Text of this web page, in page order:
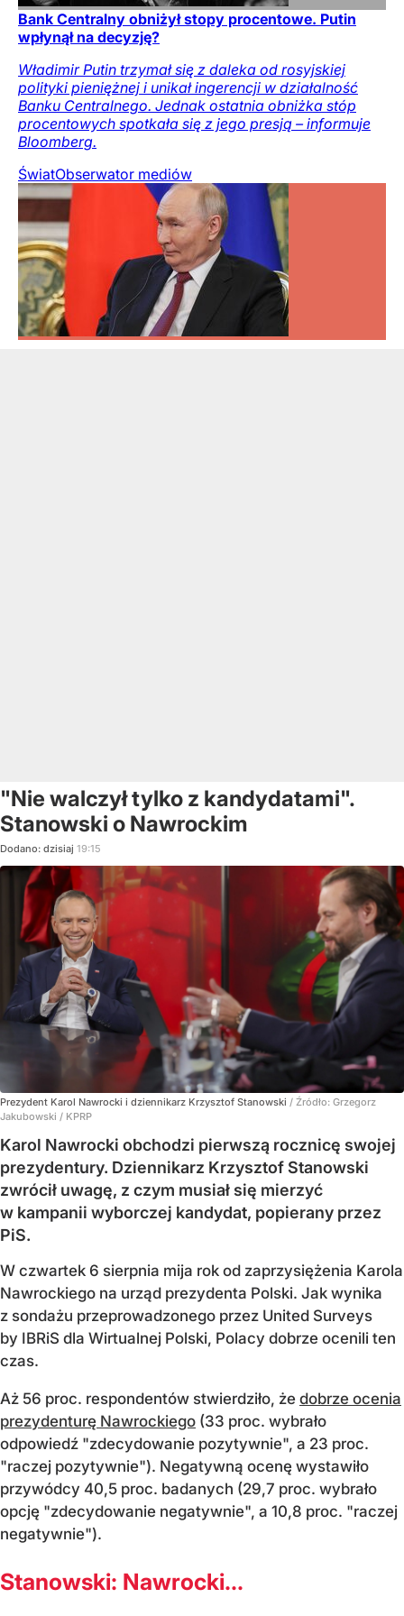
Bank Centralny obniżył stopy procentowe. Putin
wpłynął na decyzję?
Władimir Putin trzymał się z daleka od rosyjskiej
polityki pieniężnej i unikał ingerencji w działalność
Banku Centralnego. Jednak ostatnia obniżka stóp
procentowych spotkała się z jego presją – informuje
Bloomberg.
ŚwiatObserwator mediów
"Nie walczył tylko z kandydatami".
Stanowski o Nawrockim
Dodano: dzisiaj 19:15
Prezydent Karol Nawrocki i dziennikarz Krzysztof Stanowski / Źródło: Grzegorz
Jakubowski / KPRP
Karol Nawrocki obchodzi pierwszą rocznicę swojej
prezydentury. Dziennikarz Krzysztof Stanowski
zwrócił uwagę, z czym musiał się mierzyć
w kampanii wyborczej kandydat, popierany przez
PiS.
W czwartek 6 sierpnia mija rok od zaprzysiężenia Karola
Nawrockiego na urząd prezydenta Polski. Jak wynika
z sondażu przeprowadzonego przez United Surveys
by IBRiS dla Wirtualnej Polski, Polacy dobrze ocenili ten
czas.
Aż 56 proc. respondentów stwierdziło, że dobrze ocenia
prezydenturę Nawrockiego (33 proc. wybrało
odpowiedź "zdecydowanie pozytywnie", a 23 proc.
"raczej pozytywnie"). Negatywną ocenę wystawiło
przywódcy 40,5 proc. badanych (29,7 proc. wybrało
opcję "zdecydowanie negatywnie", a 10,8 proc. "raczej
negatywnie").
Stanowski: Nawrocki...